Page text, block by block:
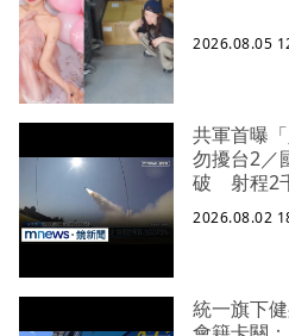
2026.08.05
共軍首曝
勿擾台2／
破 射程2
2026.08.02
統一旗下